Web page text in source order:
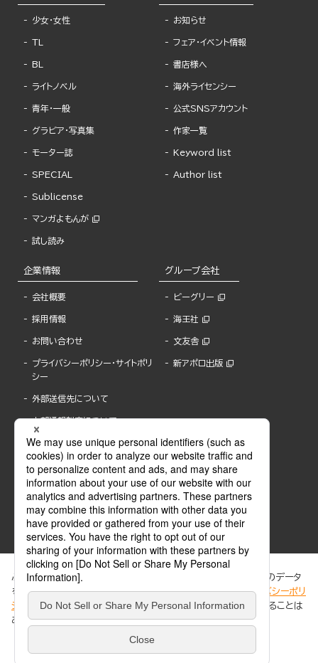
少女・女性
TL
BL
ライトノベル
青年・一般
グラビア・写真集
モーター誌
SPECIAL
Sublicense
マンガよもんが
試し読み
お知らせ
フェア・イベント情報
書店様へ
海外ライセンシー
公式SNSアカウント
作家一覧
Keyword list
Author list
企業情報
会社概要
採用情報
お問い合わせ
プライバシーポリシー・サイトポリ
シー
外部送信先について
内部通報制度について
グループ会社
ビーグリー
海王社
文友舎
新アポロ出版
ABJマークは、この電子書店・電子書籍配信サービスが、著作権者からコンテンツ使用許諾を
得た正規版配信サービスであることを示す登録商標(登録番号 第6091713号)です。
ABJマークの詳細、ABJマークを掲示しているサービスの一覧はこちら。
ぶんか社が運営するサイトでは、利便性向上のためにCookie等のデータ
を使用しています。 当社のCookieについての詳細は、「プライバシーポリ
シー
」をご覧ください。当サイトでは、訪問者の個人情報を追跡することは
ありません。